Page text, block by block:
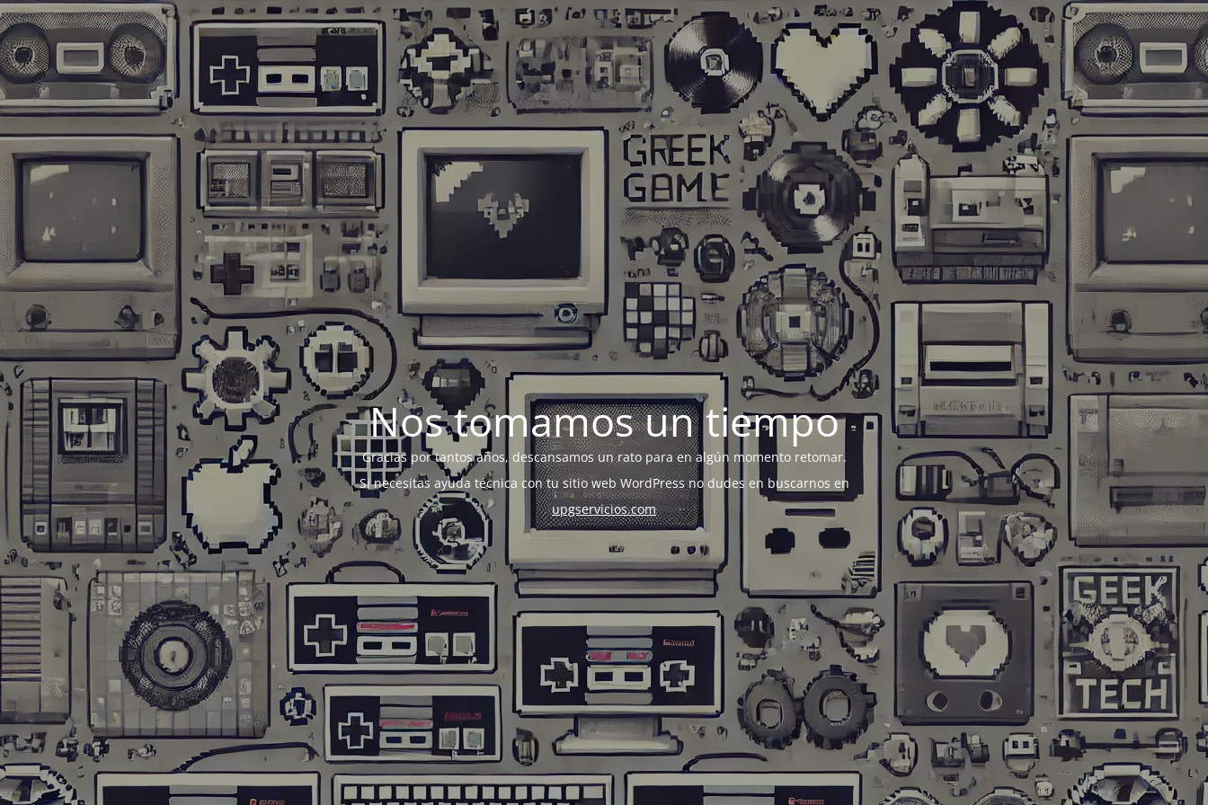
Nos tomamos un tiempo
Gracias por tantos años, descansamos un rato para en algún momento retomar.
Si necesitas ayuda técnica con tu sitio web WordPress no dudes en buscarnos en
upgservicios.com